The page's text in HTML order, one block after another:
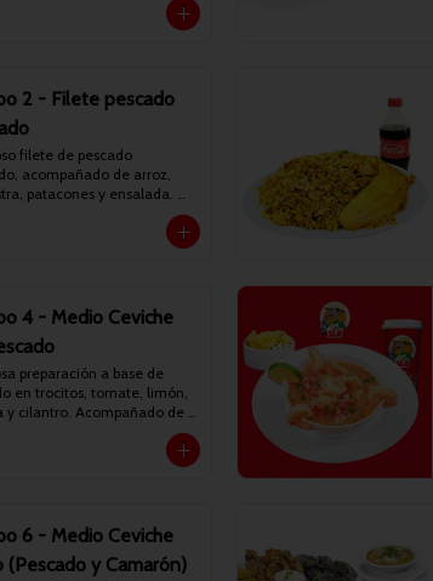
2 - Filete pescado
filete de pescado
acompañado de arroz,
patacones y ensalada.
Ceviche
preparación a base de
en trocitos, tomate, limón,
y cilantro. Acompañado de
6 - Medio Ceviche
(Pescado y Camarón)